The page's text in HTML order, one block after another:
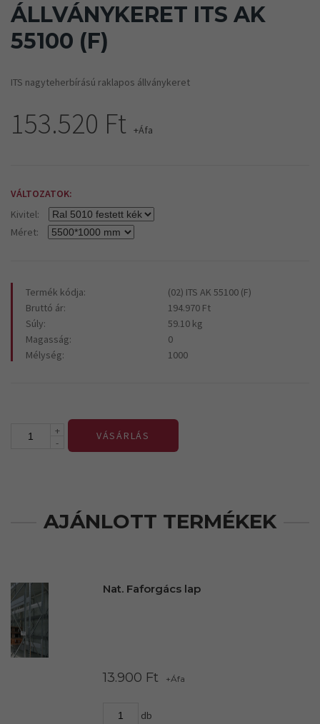
ÁLLVÁNYKERET ITS AK
55100 (F)
ITS nagyteherbírású raklapos állványkeret
153.520 Ft +Áfa
VÁLTOZATOK:
Kivitel:
Méret:
Termék kódja:
(02) ITS AK 55100 (F)
Bruttó ár:
194.970 Ft
Súly:
59.10 kg
Magasság:
0
Mélység:
1000
+
-
VÁSÁRLÁS
AJÁNLOTT TERMÉKEK
Nat. Faforgács lap
13.900 Ft +Áfa
db